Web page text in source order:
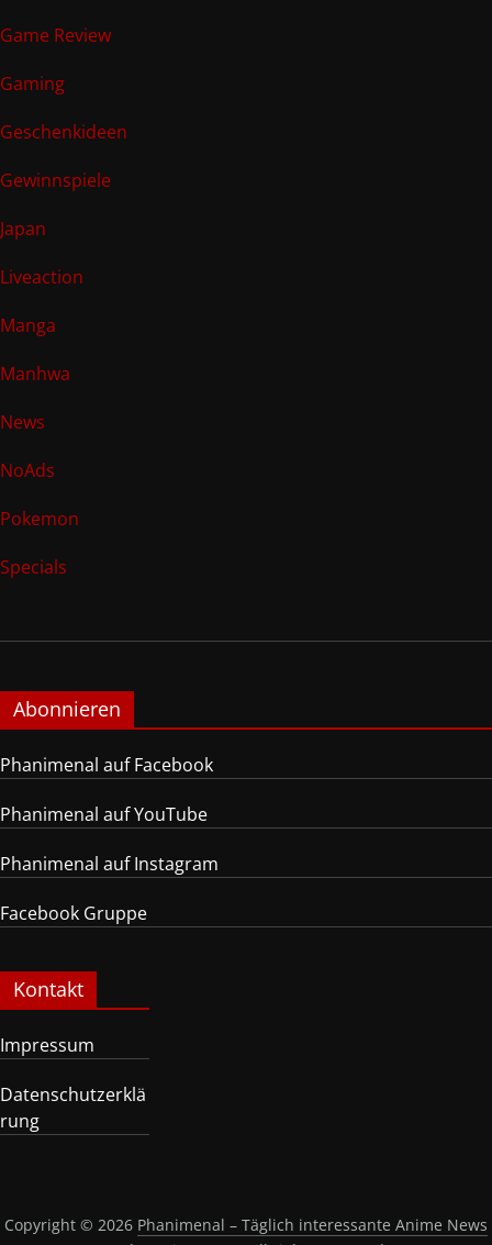
Game Review
Gaming
Geschenkideen
Gewinnspiele
Japan
Liveaction
Manga
Manhwa
News
NoAds
Pokemon
Specials
Abonnieren
Phanimenal auf Facebook
Phanimenal auf YouTube
Phanimenal auf Instagram
Facebook Gruppe
Kontakt
Impressum
Datenschutzerklä
rung
Copyright © 2026 Phanimenal – Täglich interessante Anime News